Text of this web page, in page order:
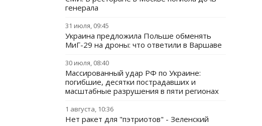
генерала
31 июля, 09:45
Украина предложила Польше обменять
МиГ-29 на дроны: что ответили в Варшаве
30 июля, 08:40
Массированный удар РФ по Украине:
погибшие, десятки пострадавших и
масштабные разрушения в пяти регионах
1 августа, 10:36
Нет ракет для "пэтриотов" - Зеленский